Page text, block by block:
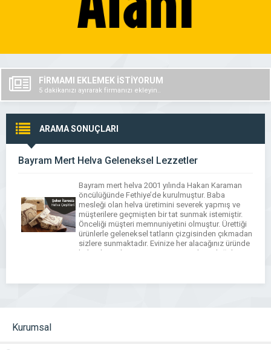
FİRMAMI EKLEMEK İSTİYORUM
5 dakikanızı ayırarak firmanızı ekleyin..
ARAMA SONUÇLARI
Bayram Mert Helva Geleneksel Lezzetler
Bayram mert helva 2001 yılında Hakan Karaman
öncülüğünde Fethiye’de kurulmuştur. Baba
mesleği olan helva üretimini severek yapmış ve
müşterilere geçmişten bir tat sunmak istemiştir.
Önceliği müşteri memnuniyetini olmuştur. Ürettiği
ürünlerle geleneksel tatların çizgisinden çıkmadan
sizlere sunmaktadır. Evinize her alacağınız üründe
kaliteden ödün vermeyen, en güzeli en doğal
Kurumsal